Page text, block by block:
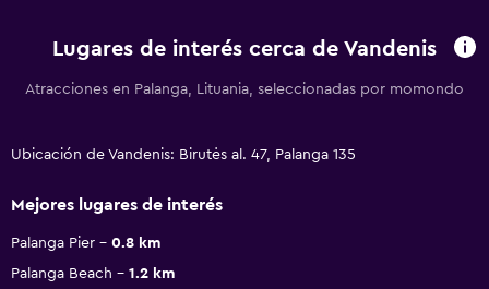
Lugares de interés cerca de Vandenis
Atracciones en Palanga, Lituania, seleccionadas por momondo
Ubicación de Vandenis: Birutės al. 47, Palanga 135
Mejores lugares de interés
Palanga Pier
0.8 km
Palanga Beach
1.2 km